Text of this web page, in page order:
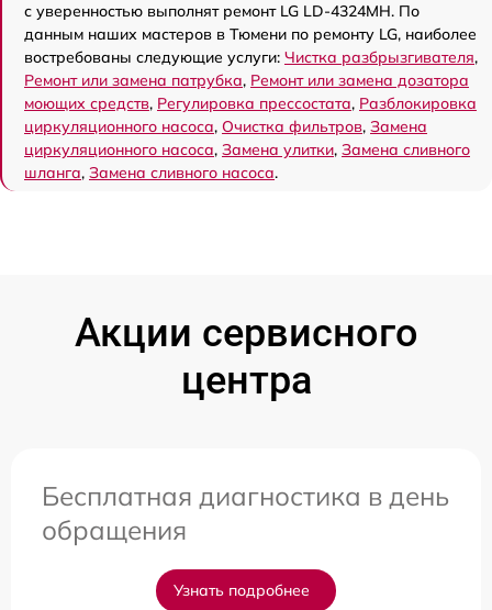
с уверенностью выполнят ремонт LG LD-4324MH. По
данным наших мастеров в Тюмени по ремонту LG, наиболее
востребованы следующие услуги: Чистка разбрызгивателя,
Ремонт или замена патрубка, Ремонт или замена дозатора
моющих средств, Регулировка прессостата, Разблокировка
циркуляционного насоса, Очистка фильтров, Замена
циркуляционного насоса, Замена улитки, Замена сливного
шланга, Замена сливного насоса.
Акции сервисного
центра
Бесплатная диагностика в день
обращения
Узнать подробнее